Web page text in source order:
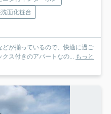
面化粧台
が揃っているので、快適に過ご
ス付きのアパートなの... もっと